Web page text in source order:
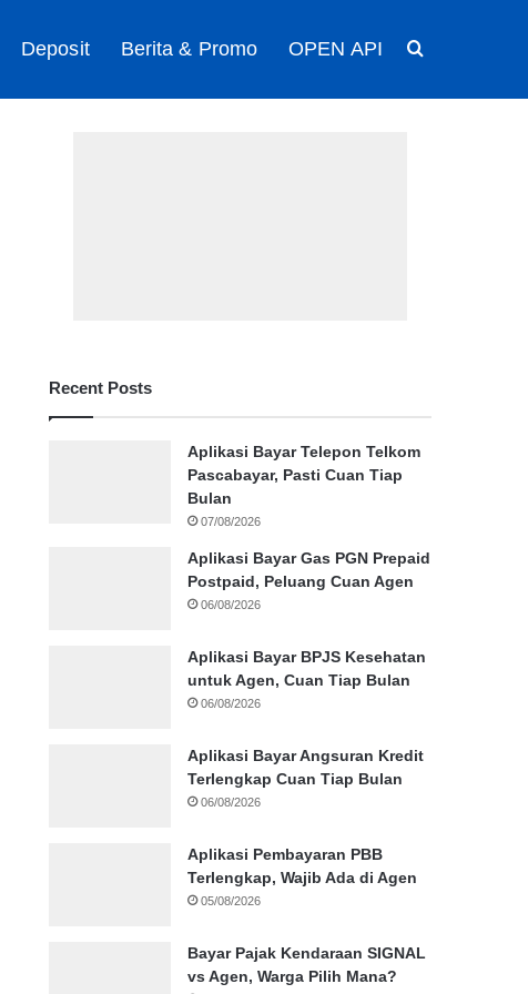
Deposit Berita & Promo OPEN API
Recent Posts
Aplikasi Bayar Telepon Telkom
Pascabayar, Pasti Cuan Tiap
Bulan
07/08/2026
Aplikasi Bayar Gas PGN Prepaid
Postpaid, Peluang Cuan Agen
06/08/2026
Aplikasi Bayar BPJS Kesehatan
untuk Agen, Cuan Tiap Bulan
06/08/2026
Aplikasi Bayar Angsuran Kredit
Terlengkap Cuan Tiap Bulan
06/08/2026
Aplikasi Pembayaran PBB
Terlengkap, Wajib Ada di Agen
05/08/2026
Bayar Pajak Kendaraan SIGNAL
vs Agen, Warga Pilih Mana?